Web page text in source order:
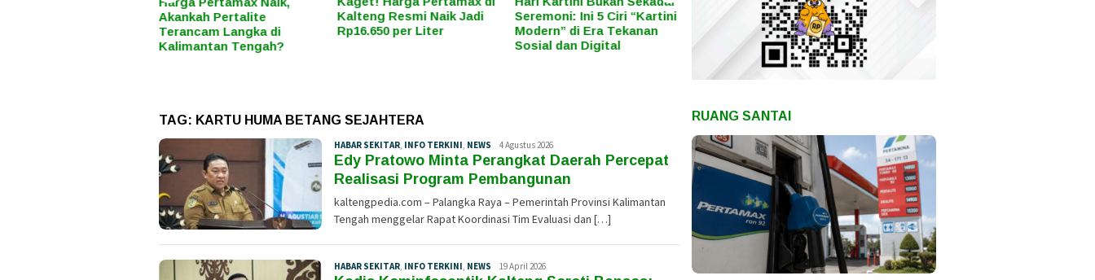
Kalteng Resmi Naik Jadi
Rp16.650 per Liter
Seremoni: Ini 5 Ciri “Kartini
Modern” di Era Tekanan
Diperkirakan Tembus
Ratusan Miliar, Mengalir ke
Mana Saja dan Apa
Proyek Infrastruktur
Sukamara Tidak Seperti
yang Dituduhkan
TAG: KARTU HUMA BETANG SEJAHTERA
HABAR SEKITAR, INFO TERKINI, NEWS Admin
Redaksi
4 Agustus 2026
Edy Pratowo Minta Perangkat Daerah Percepat
Realisasi Program Pembangunan
kaltengpedia.com – Palangka Raya – Pemerintah Provinsi Kalimantan
Tengah menggelar Rapat Koordinasi Tim Evaluasi dan […]
HABAR SEKITAR, INFO TERKINI, NEWS Tim19 April 2026
RUANG SANTAI